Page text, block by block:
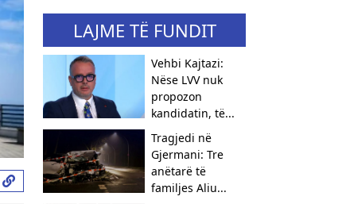
LAJME TË FUNDIT
Vehbi Kajtazi:
Nëse LVV nuk
propozon
kandidatin, të...
Tragjedi në
Gjermani: Tre
anëtarë të
familjes Aliu...